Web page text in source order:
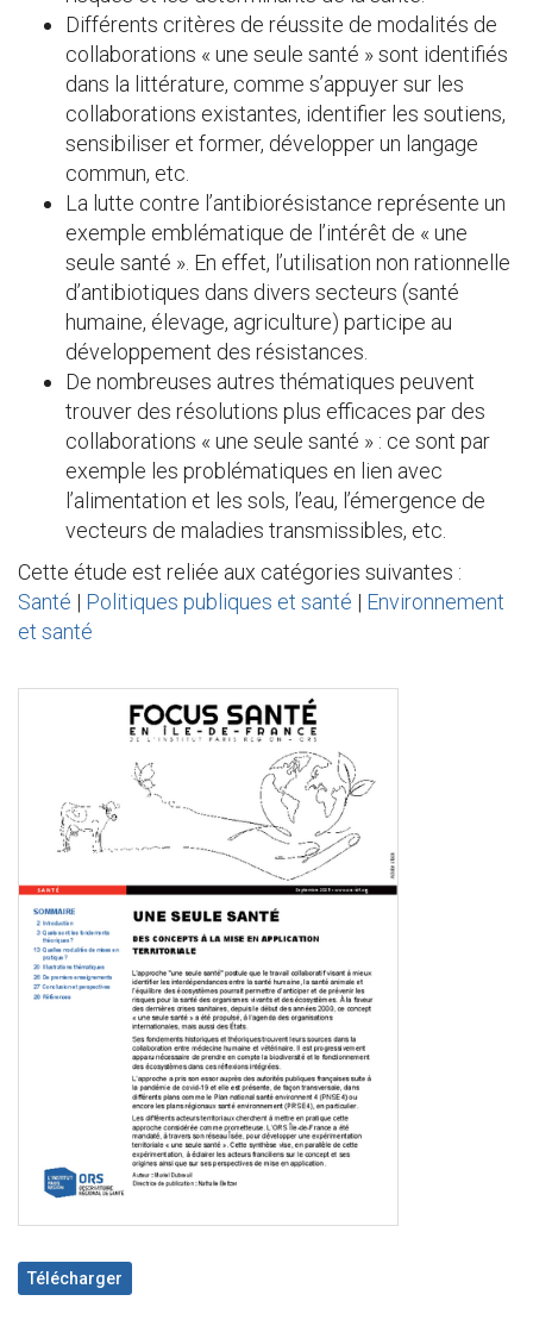
Différents critères de réussite de modalités de
collaborations « une seule santé » sont identifiés
dans la littérature, comme s’appuyer sur les
collaborations existantes, identifier les soutiens,
sensibiliser et former, développer un langage
commun, etc.
La lutte contre l’antibiorésistance représente un
exemple emblématique de l’intérêt de « une
seule santé ». En effet, l’utilisation non rationnelle
d’antibiotiques dans divers secteurs (santé
humaine, élevage, agriculture) participe au
développement des résistances.
De nombreuses autres thématiques peuvent
trouver des résolutions plus efficaces par des
collaborations « une seule santé » : ce sont par
exemple les problématiques en lien avec
l’alimentation et les sols, l’eau, l’émergence de
vecteurs de maladies transmissibles, etc.
Cette étude est reliée aux catégories suivantes :
Santé | Politiques publiques et santé | Environnement
et santé
Télécharger